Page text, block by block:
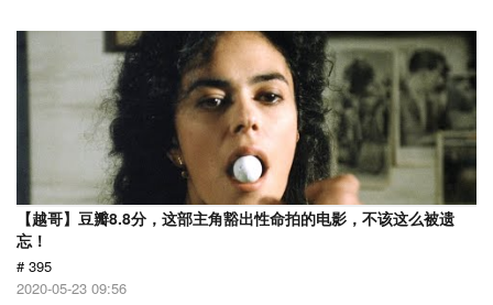
【越哥】豆瓣8.8分，这部主角豁出性命拍的电影，不该这么被遗
忘！
# 395
2020-05-23 09:56